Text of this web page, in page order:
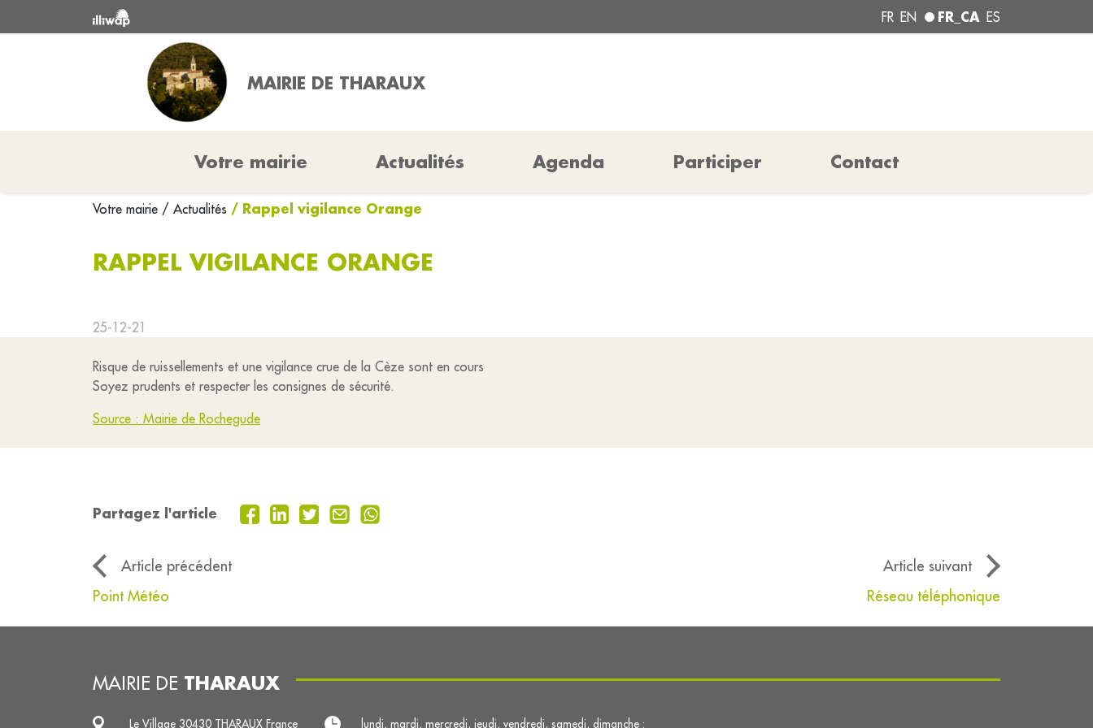
FR EN FR_CA ES
MAIRIE DE THARAUX
Votre mairie Actualités Agenda Participer Contact
Votre mairie / Actualités / Rappel vigilance Orange
RAPPEL VIGILANCE ORANGE
25-12-21
Risque de ruissellements et une vigilance crue de la Cèze sont en cours
Soyez prudents et respecter les consignes de sécurité.
Source : Mairie de Rochegude
Partagez l'article
Article précédent
Article suivant
Point Météo
Réseau téléphonique
MAIRIE DE THARAUX
Le Village 30430 THARAUX France lundi, mardi, mercredi, jeudi, vendredi, samedi, dimanche :